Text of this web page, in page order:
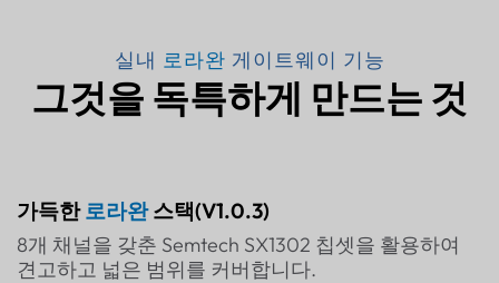
실내 로라완 게이트웨이 기능
그것을 독특하게 만드는 것
가득한로라완스택(V1.0.3)
8개 채널을 갖춘 Semtech SX1302 칩셋을 활용하여
견고하고 넓은 범위를 커버합니다.